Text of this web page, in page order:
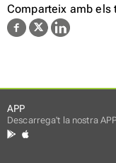
Comparteix amb els
APP
Descarrega't la nostra